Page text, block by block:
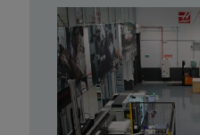
Vaquform
Mayku
MCP
MCP
Ovens for